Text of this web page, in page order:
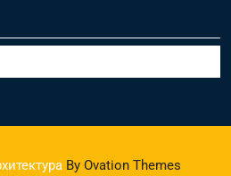
By Ovation Themes